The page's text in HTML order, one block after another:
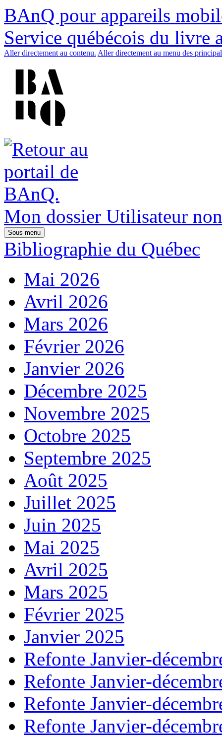
BAnQ pour appareils
Service québécois du livre
Aller directement au contenu. Aller directement au menu des
Mon dossier Utilisateur
Sous-menu
Bibliographie du Québec
Mai 2026
Avril 2026
Mars 2026
Février 2026
Janvier 2026
Décembre 2025
Novembre 2025
Octobre 2025
Septembre 2025
Août 2025
Juillet 2025
Juin 2025
Mai 2025
Avril 2025
Mars 2025
Février 2025
Janvier 2025
Refonte Janvier-
Refonte Janvier-
Refonte Janvier-
Refonte Janvier-